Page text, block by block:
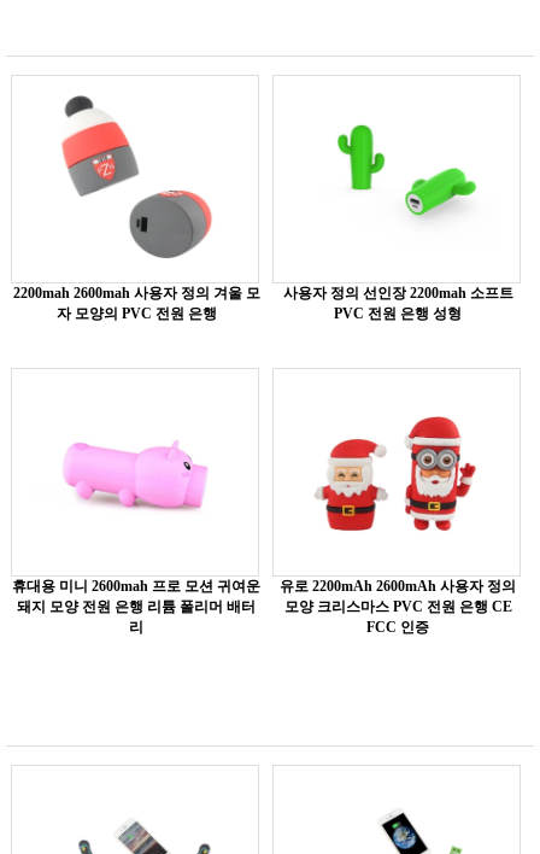
2200mah 2600mah 사용자 정의 겨울 모
자 모양의 PVC 전원 은행
사용자 정의 선인장 2200mah 소프트
PVC 전원 은행 성형
휴대용 미니 2600mah 프로 모션 귀여운
돼지 모양 전원 은행 리튬 폴리머 배터
리
유로 2200mAh 2600mAh 사용자 정의
모양 크리스마스 PVC 전원 은행 CE
FCC 인증